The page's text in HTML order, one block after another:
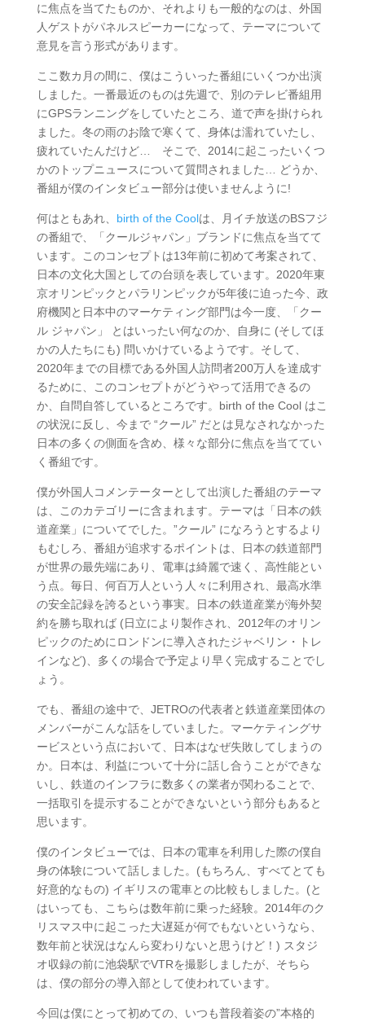
に焦点を当てたものか、それよりも一般的なのは、外国
人ゲストがパネルスピーカーになって、テーマについて
意見を言う形式があります。
ここ数カ月の間に、僕はこういった番組にいくつか出演
しました。一番最近のものは先週で、別のテレビ番組用
にGPSランニングをしていたところ、道で声を掛けられ
ました。冬の雨のお陰で寒くて、身体は濡れていたし、
疲れていたんだけど… そこで、2014に起こったいくつ
かのトップニュースについて質問されました… どうか、
番組が僕のインタビュー部分は使いませんように!
何はともあれ、 birth of the Coolは、月イチ放送のBSフジ
の番組で、「クールジャパン」ブランドに焦点を当てて
います。このコンセプトは13年前に初めて考案されて、
日本の文化大国としての台頭を表しています。2020年東
京オリンピックとパラリンピックが5年後に迫った今、政
府機関と日本中のマーケティング部門は今一度、「クー
ル ジャパン」 とはいったい何なのか、自身に (そしてほ
かの人たちにも) 問いかけているようです。そして、
2020年までの目標である外国人訪問者200万人を達成す
るために、このコンセプトがどうやって活用できるの
か、自問自答しているところです。birth of the Cool はこ
の状況に反し、今まで “クール” だとは見なされなかった
日本の多くの側面を含め、様々な部分に焦点を当ててい
く番組です。
僕が外国人コメンテーターとして出演した番組のテーマ
は、このカテゴリーに含まれます。テーマは「日本の鉄
道産業」についてでした。”クール” になろうとするより
もむしろ、番組が追求するポイントは、日本の鉄道部門
が世界の最先端にあり、電車は綺麗で速く、高性能とい
う点。毎日、何百万人という人々に利用され、最高水準
の安全記録を誇るという事実。日本の鉄道産業が海外契
約を勝ち取れば (日立により製作され、2012年のオリン
ピックのためにロンドンに導入されたジャベリン・トレ
インなど)、多くの場合で予定より早く完成することでし
ょう。
でも、番組の途中で、JETROの代表者と鉄道産業団体の
メンバーがこんな話をしていました。マーケティングサ
ービスという点において、日本はなぜ失敗してしまうの
か。日本は、利益について十分に話し合うことができな
いし、鉄道のインフラに数多くの業者が関わることで、
一括取引を提示することができないという部分もあると
思います。
僕のインタビューでは、日本の電車を利用した際の僕自
身の体験について話しました。(もちろん、すべてとても
好意的なもの) イギリスの電車との比較もしました。(と
はいっても、こちらは数年前に乗った経験。2014年のク
リスマス中に起こった大遅延が何でもないというなら、
数年前と状況はなんら変わりないと思うけど！) スタジ
オ収録の前に池袋駅でVTRを撮影しましたが、そちら
は、僕の部分の導入部として使われています。
今回は僕にとって初めての、いつも普段着姿の”本格的